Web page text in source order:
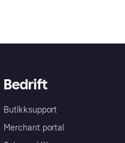
Bedrift
Butikksupport
Merchant portal